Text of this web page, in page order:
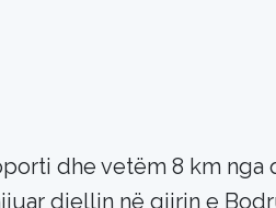
dhe vetëm 8 km
diellin në gjirin e